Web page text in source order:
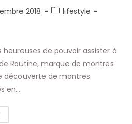
2018
Postlifestyle
de pouvoir assister à
Routine, marque de montres
découverte de montres
en…